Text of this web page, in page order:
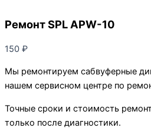
Ремонт SPL APW-10
150 ₽
Мы ремонтируем сабвуферные
нашем сервисном центре по
Точные сроки и стоимость
только после диагностики.